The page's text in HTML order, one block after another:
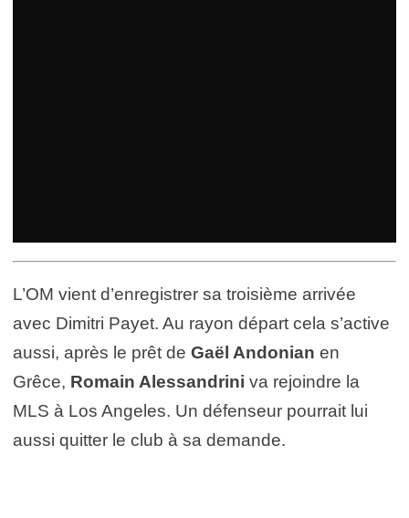
L’OM vient d’enregistrer sa troisième arrivée
avec Dimitri Payet. Au rayon départ cela s’active
aussi, après le prêt de Gaël Andonian en
Grêce, Romain Alessandrini va rejoindre la
MLS à Los Angeles. Un défenseur pourrait lui
aussi quitter le club à sa demande.